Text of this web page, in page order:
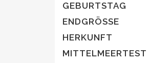
GEBURTSTAG
ENDGRÖSSE
HERKUNFT
MITTELMEERTEST